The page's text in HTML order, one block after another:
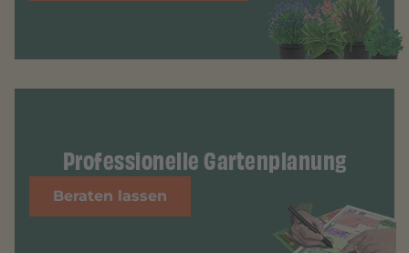
Professionelle Gartenplanung
Beraten lassen